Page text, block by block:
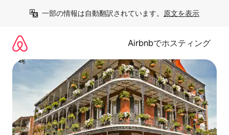
一部の情報は自動翻訳されています。 原文を表示
Airbnbでホスティング